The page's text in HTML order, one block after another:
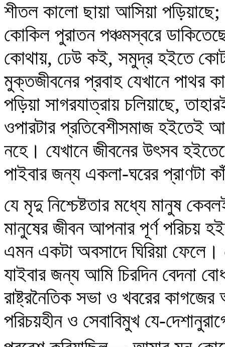
শীতল কালো ছায়া আসিয়া
কোকিল পুরাতন পঞ্চমস্বরে
কোথায়, ঢেউ কই, সমুদ্র হইতে
মুক্তজীবনের প্রবাহ যেখানে পাথর
পড়িয়া সাগরযাত্রায় চলিয়াছে,
ওপারটার প্রতিবেশীসমাজ হইতেই
নহে। যেখানে জীবনের উৎসব
পাইবার জন্য একলা-ঘরের প্রাণটা
যে মৃদু নিশ্চেষ্টতার মধ্যে মানুষ
মানুষের জীবন আপনার পূর্ণ পরিচয়
এমন একটা অবসাদে ঘিরিয়া
যাইবার জন্য আমি চিরদিন বেদনা
রাষ্ট্রনৈতিক সভা ও খবরের
পরিচয়হীন ও সেবাবিমুখ যে-